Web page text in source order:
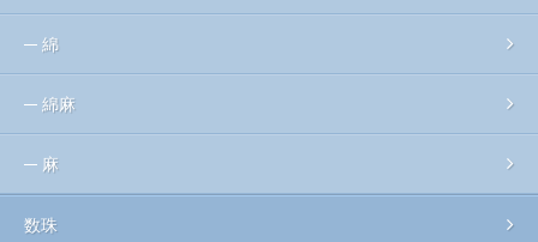
綿
綿麻
麻
数珠